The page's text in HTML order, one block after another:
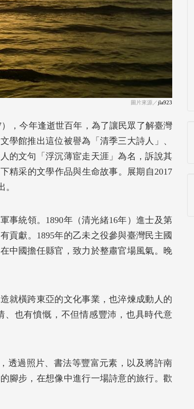
圖片來源／jla923
，今年逢逝世百年，為了讓民眾了解臺灣
學館推出這位被譽為「清季三大詩人」、
的文句「浮沉薄宦走天涯」為名，訴說其
精采的文學作品與生命故事。展期自2017
。
事統領。1890年（清光緒16年）進士及第
貢獻。1895年的乙未之役參與臺灣民主國
中國擔任縣官，致力於整肅官場風氣。晚
就橫跨東亞的文化事業，也淬煉成動人的
也有憤慨，不但情感豐沛，也具時代意
透過照片、書法等豐富元素，以及將許南
腳步，在想像中進行一場詩意的旅行。歡